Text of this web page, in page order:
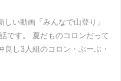
い動画「みんなで山登り」
です。 夏だものコロンだって
し3人組のコロン・ぶーぶ・